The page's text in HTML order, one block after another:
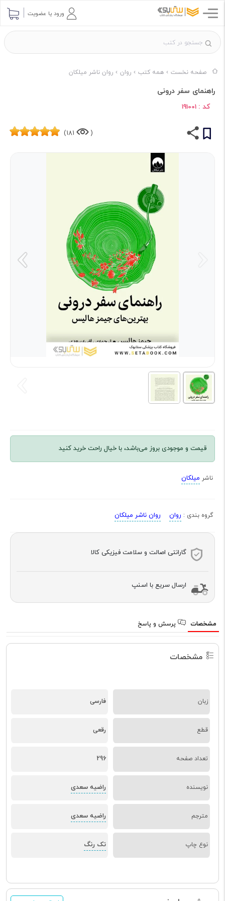
ورود یا عضویت
صفحه نخست همه کتب روان روان ناشر میلکان
راهنمای سفر درونی
کد : 191001
(
181)
قیمت و موجودی بروز می‌باشد، با خیال راحت خرید کنید
ناشر میلکان
گروه بندی : روان روان ناشر میلکان
گارانتی اصالت و سلامت فیزیکی کالا
ارسال سریع با اسنپ
مشخصات پرسش و پاسخ
مشخصات
زبان فارسی
قطع رقعی
تعداد صفحه 296
نویسنده راضیه سعدی
مترجم راضیه سعدی
نوع چاپ تک رنگ